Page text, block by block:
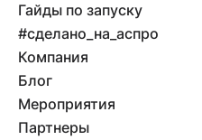
Гайды по запуску
#сделано_на_аспро
Компания
Блог
Мероприятия
Партнеры